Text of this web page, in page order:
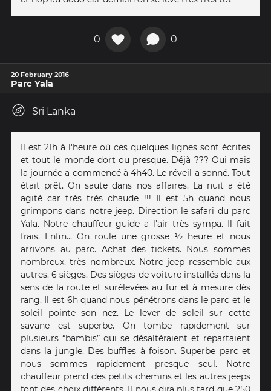
0 0
20 February 2016
Parc Yala
Sri Lanka
Il est 21h à l'heure où ces quelques lignes sont écrites
et tout le monde dort ou presque. Déjà ??? Oui mais
la journée a commencé à 4h40. Le réveil a sonné. Tout
était prêt. On saute dans nos affaires. La nuit a été
agité car très très chaude !!! Il est 5h quand nous
grimpons dans notre jeep. Direction le safari du parc
Yala. Notre chauffeur-guide a l'air très sympa. Il fait
frais. Enfin… On roule une grosse ½ heure et nous
arrivons au parc. Achat des tickets. Nous sommes
nombreux, très nombreux. Notre jeep ressemble aux
autres. 6 sièges. Des sièges de voiture installés dans la
sens de la route et surélevées au fur et à mesure dès
rang. Il est 6h quand nous pénétrons dans le parc et le
soleil pointe son nez. Le lever de soleil sur cette
savane est superbe. On tombe rapidement sur
plusieurs “bambis” qui se désaltéraient et repartaient
dans la jungle. Des buffles à foison. Superbe parc et
nous sommes rapidement presque seul. Notre
chauffeur prend des petits chemins et les autres jeeps